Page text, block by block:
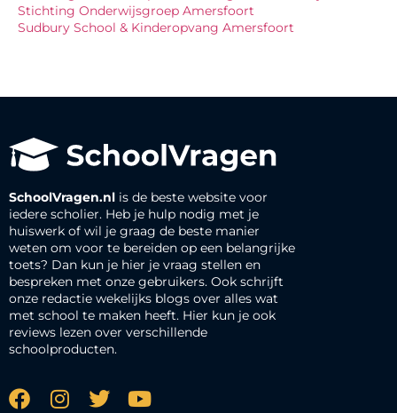
Stichting Onderwijsgroep Amersfoort
Sudbury School & Kinderopvang Amersfoort
SchoolVragen.nl is de beste website voor
iedere scholier. Heb je hulp nodig met je
huiswerk of wil je graag de beste manier
weten om voor te bereiden op een belangrijke
toets? Dan kun je hier je vraag stellen en
bespreken met onze gebruikers. Ook schrijft
onze redactie wekelijks blogs over alles wat
met school te maken heeft. Hier kun je ook
reviews lezen over verschillende
schoolproducten.